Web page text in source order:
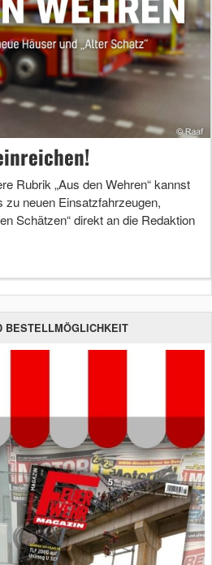
Rubrik „Aus den Wehren“ kannst
zu neuen Einsatzfahrzeugen,
Schätzen“ direkt an die Redaktion
BESTELLMÖGLICHKEIT